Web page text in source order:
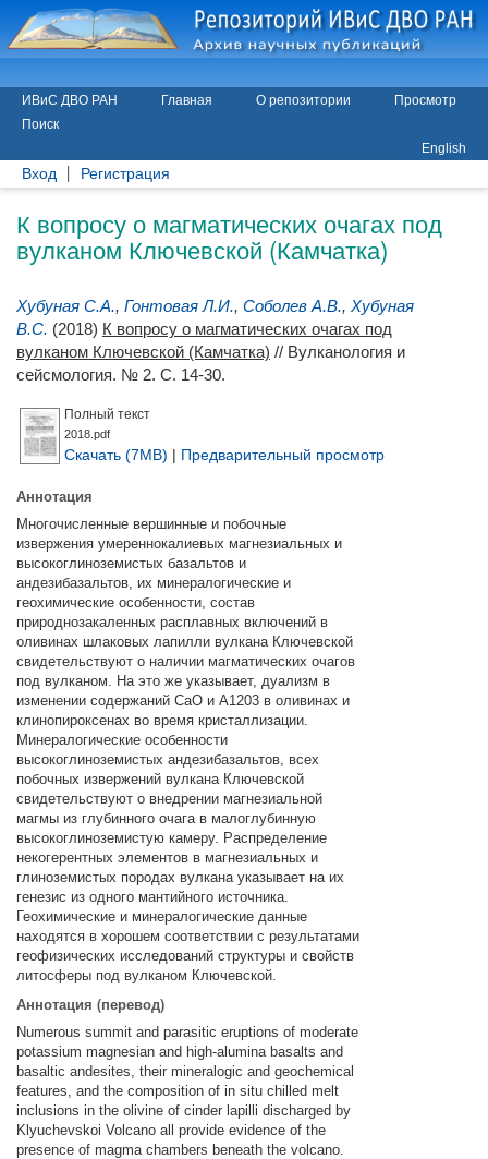
ИВиС ДВО РАН Главная О репозитории
Просмотр
Поиск
English
Вход Регистрация
К вопросу о магматических очагах под
вулканом Ключевской (Камчатка)
Хубуная С.А., Гонтовая Л.И., Соболев А.В., Хубуная
В.С. (2018) К вопросу о магматических очагах под
вулканом Ключевской (Камчатка) // Вулканология и
сейсмология. № 2. С. 14-30.
Полный текст
2018.pdf
Скачать (7MB) | Предварительный просмотр
Аннотация
Многочисленные вершинные и побочные
извержения умереннокалиевых магнезиальных и
высокоглиноземистых базальтов и
андезибазальтов, их минералогические и
геохимические особенности, состав
природнозакаленных расплавных включений в
оливинах шлаковых лапилли вулкана Ключевской
свидетельствуют о наличии магматических очагов
под вулканом. На это же указывает, дуализм в
изменении содержаний СаО и А1203 в оливинах и
клинопироксенах во время кристаллизации.
Минералогические особенности
высокоглиноземистых андезибазальтов, всех
побочных извержений вулкана Ключевской
свидетельствуют о внедрении магнезиальной
магмы из глубинного очага в малоглубинную
высокоглиноземистую камеру. Распределение
некогерентных элементов в магнезиальных и
глиноземистых породах вулкана указывает на их
генезис из одного мантийного источника.
Геохимические и минералогические данные
находятся в хорошем соответствии с результатами
геофизических исследований структуры и свойств
литосферы под вулканом Ключевской.
Аннотация (перевод)
Numerous summit and parasitic eruptions of moderate
potassium magnesian and high-alumina basalts and
basaltic andesites, their mineralogic and geochemical
features, and the composition of in situ chilled melt
inclusions in the olivine of cinder lapilli discharged by
Klyuchevskoi Volcano all provide evidence of the
presence of magma chambers beneath the volcano.